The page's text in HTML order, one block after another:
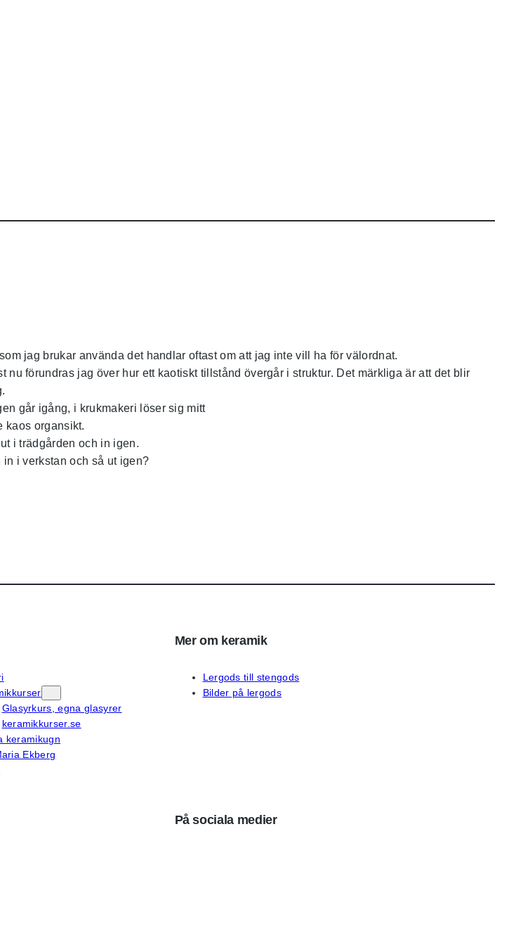
jag brukar använda det handlar oftast om att jag inte vill ha för välordnat.
förundras jag över hur ett kaotiskt tillstånd övergår i struktur. Det märkliga är att det blir
går igång, i krukmakeri löser sig mitt
kaos organsikt.
i trädgården och in igen.
i verkstan och så ut igen?
Glasyrkurs, egna glasyrer
keramikkurser.se
keramikugn
Ekberg
Mer om keramik
Lergods till stengods
Bilder på lergods
På sociala medier